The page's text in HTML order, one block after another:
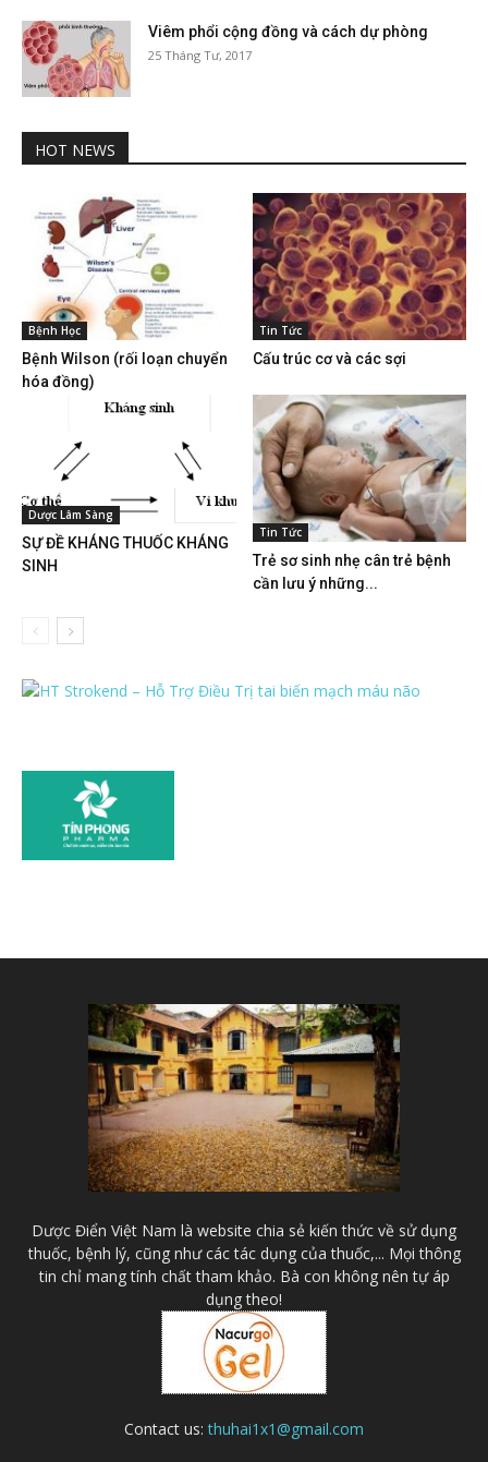
Viêm phổi cộng đồng và cách dự phòng
25 Tháng Tư, 2017
HOT NEWS
Bệnh Học
Bệnh Wilson (rối loạn chuyển
hóa đồng)
Tin Tức
Cấu trúc cơ và các sợi
Dược Lâm Sàng
SỰ ĐỀ KHÁNG THUỐC KHÁNG
SINH
Tin Tức
Trẻ sơ sinh nhẹ cân trẻ bệnh
cần lưu ý những...
Dược Điển Việt Nam là website chia sẻ kiến thức về sử dụng
thuốc, bệnh lý, cũng như các tác dụng của thuốc,... Mọi thông
tin chỉ mang tính chất tham khảo. Bà con không nên tự áp
dụng theo!
Contact us:thuhai1x1@gmail.com